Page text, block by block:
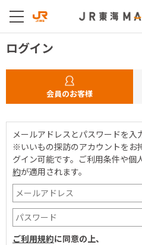
ログイン
会員のお客様
メールアドレスとパスワードを入
※いいもの探訪のアカウントをお
グイン可能です。 ご利用条件や個
約が適用されます。
ご利用規約に同意の上、